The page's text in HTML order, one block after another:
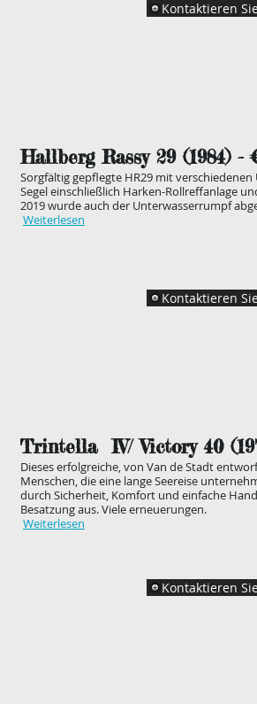
Kontaktieren
Hallberg Rassy 29 (1984) -
Sorgfältig gepflegte HR29 mit
Segel einschließlich Harken-Rollreffanlage
2019 wurde auch der Unterwasserrumpf
Weiterlesen
Kontaktieren
Trintella IV/ Victory 40
Dieses erfolgreiche, von Van de Stadt
Menschen, die eine lange Seereise
durch Sicherheit, Komfort und einfache
Besatzung aus. Viele erneuerungen.
Weiterlesen
Kontaktieren